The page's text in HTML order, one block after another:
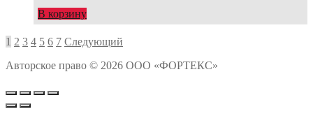
В корзину
Навигация
по
1 2 3 4 5 6 7 Следующий
Авторское право © 2026 ООО «ФОРТЕКС»